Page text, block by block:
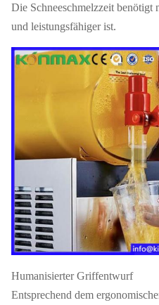
Die Schneeschmelzzeit
und leistungsfähiger ist.
Humanisierter Griffentwurf
Entsprechend dem